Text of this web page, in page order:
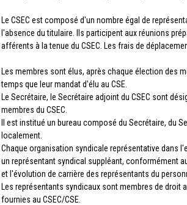
Le CSEC est composé d'un nombre égal de
l'absence du titulaire. Ils participent aux réunions
afférents à la tenue du CSEC. Les frais de
Les membres sont élus, après chaque élection des
temps que leur mandat d'élu au CSE.
Le Secrétaire, le Secrétaire adjoint du CSEC sont
membres du CSEC.
Il est institué un bureau composé du Secrétaire, du
localement.
Chaque organisation syndicale représentative dans
un représentant syndical suppléant, conformément
et l'évolution de carrière des représentants du
Les représentants syndicaux sont membres de
fournies au CSEC/CSE.